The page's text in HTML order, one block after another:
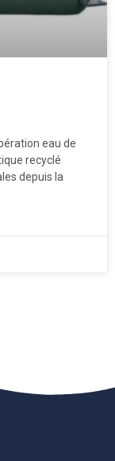
eau de
recyclé
depuis la